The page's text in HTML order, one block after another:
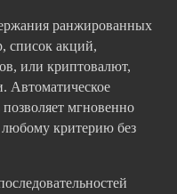
ранжированных
список акций,
или криптовалют,
Автоматическое
мгновенно
критерию без